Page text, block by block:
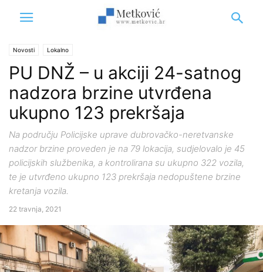
Novosti Lokalno
PU DNŽ – u akciji 24-satnog
nadzora brzine utvrđena
ukupno 123 prekršaja
Na području Policijske uprave dubrovačko-neretvanske
nadzor brzine proveden je na 79 lokacija, sudjelovalo je 45
policijskih službenika, a kontrolirana su ukupno 322 vozila,
te je utvrđeno ukupno 123 prekršaja nedopuštene brzine
kretanja vozila.
22 travnja, 2021